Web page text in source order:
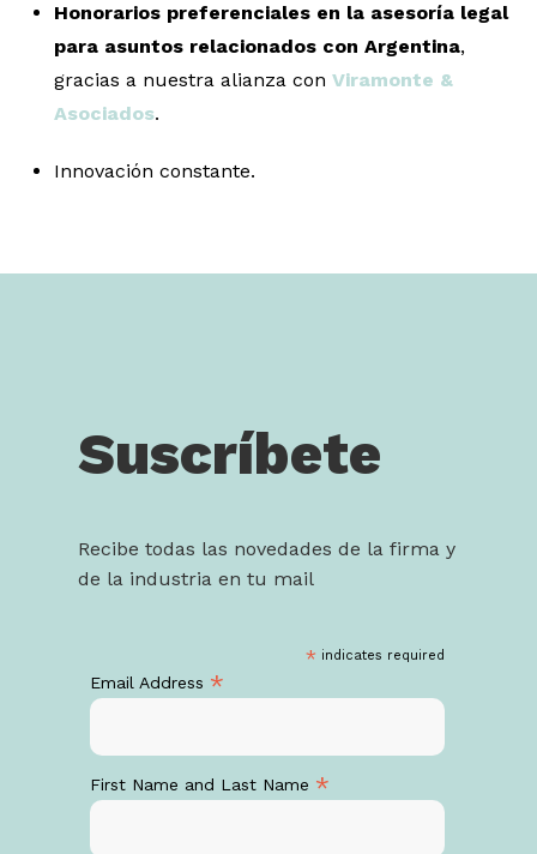
Honorarios preferenciales en la asesoría legal
para asuntos relacionados con Argentina,
gracias a nuestra alianza con Viramonte &
Asociados.
Innovación constante.
Suscríbete
Recibe todas las novedades de la firma y
de la industria en tu mail
* indicates required
Email Address *
First Name and Last Name *